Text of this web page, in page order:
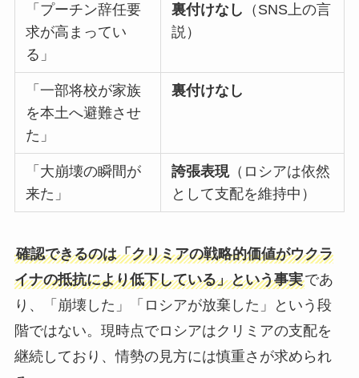
「プーチン辞任要
求が高まってい
る」
裏付けなし
（SNS上の言
説）
「一部将校が家族
を本土へ避難させ
た」
裏付けなし
「大崩壊の瞬間が
来た」
誇張表現（ロシアは依然
として支配を維持中）
確認できるのは「クリミアの戦略的価値がウクラ
イナの抵抗により低下している」という事実であ
り、「崩壊した」「ロシアが放棄した」という段
階ではない。現時点でロシアはクリミアの支配を
継続しており、情勢の見方には慎重さが求められ